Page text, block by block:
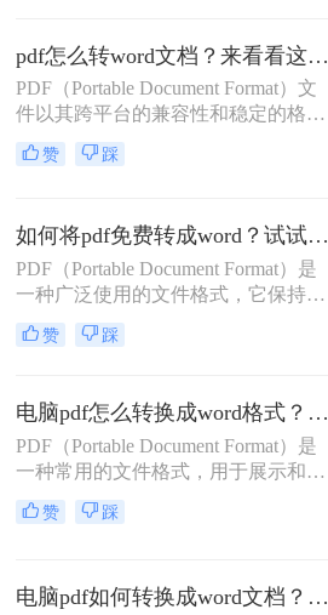
性和可读性。那么pdf转word怎么保留
原排版呢？本文将介绍四种方法，帮
助你在PDF转Word时保留原排版。
pdf怎么转word文档？来看看这三种实用方法解析！
PDF（Portable Document Format）文
件以其跨平台的兼容性和稳定的格式
展现，广泛应用于日常办公、学术交
流、电子书刊等领域。然而，有时候
版。那么pdf怎么转word文档呢？本文
将介绍三种将PDF转换为Word文档的
方法。
赞 踩
如何将pdf免费转成word？试试下面的二种在线方法！
PDF（Portable Document Format）是
一种广泛使用的文件格式，它保持了
文档的原始布局和格式，使得文件在
不同设备和操作系统上都能保持一致
Word文档（.docx或.doc）有时成为了
必要的需求。虽然市场上有很多付费
软件可以帮助完成这一任务，但也有
一些免费的方法可以实现PDF到Word
的转换。那么如何将pdf免费转成word
赞 踩
电脑pdf怎么转换成word格式？这三个方法非常实用！
PDF（Portable Document Format）是
一种常用的文件格式，用于展示和交
换文档，因其高度的可读性和稳定性
而广受欢迎。然而，有时候我们可能
电脑pdf怎么转换成word格式呢？本文
赞 踩
电脑pdf如何转换成word文档？看看这四个方法！